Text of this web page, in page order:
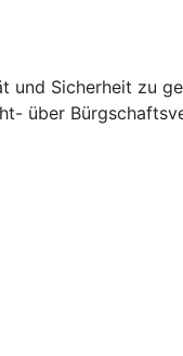
und Sicherheit zu
über